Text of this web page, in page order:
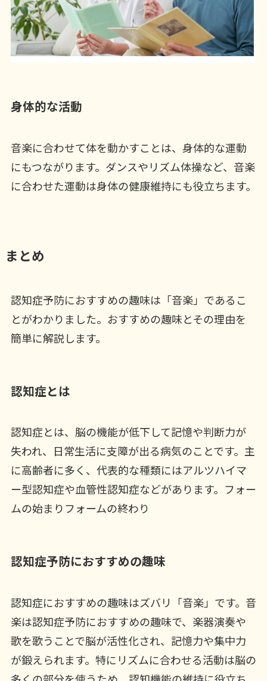
身体的な活動
音楽に合わせて体を動かすことは、身体的な運動
にもつながります。ダンスやリズム体操など、音楽
に合わせた運動は身体の健康維持にも役立ちます。
まとめ
認知症予防におすすめの趣味は「音楽」であるこ
とがわかりました。おすすめの趣味とその理由を
簡単に解説します。
認知症とは
認知症とは、脳の機能が低下して記憶や判断力が
失われ、日常生活に支障が出る病気のことです。主
に高齢者に多く、代表的な種類にはアルツハイマ
ー型認知症や血管性認知症などがあります。フォー
ムの始まりフォームの終わり
認知症予防におすすめの趣味
認知症におすすめの趣味はズバリ「音楽」です。音
楽は認知症予防におすすめの趣味で、楽器演奏や
歌を歌うことで脳が活性化され、記憶力や集中力
が鍛えられます。特にリズムに合わせる活動は脳の